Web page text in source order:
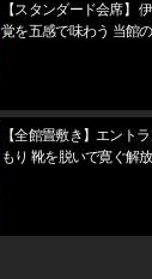
【スタンダード会席】
覚を五感で味わう 当館
【全館畳敷き】エント
もり 靴を脱いで寛ぐ解